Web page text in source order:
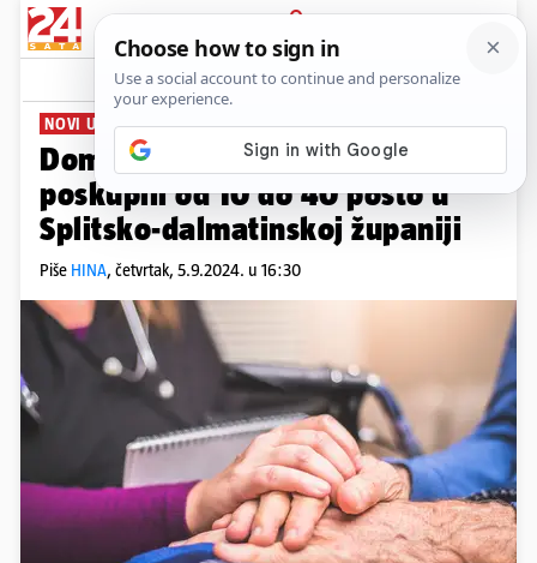
PRIJAVA
News Komentari
NOVI UDAR NA DŽEPOVE GRAĐANA
Domovi za starije i nemoćne su
poskupili od 10 do 40 posto u
Splitsko-dalmatinskoj županiji
Piše HINA, četvrtak, 5.9.2024. u 16:30